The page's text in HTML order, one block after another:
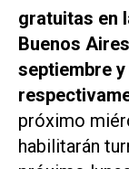
gratuitas en
Buenos
septiembre
próximo
habilitarán